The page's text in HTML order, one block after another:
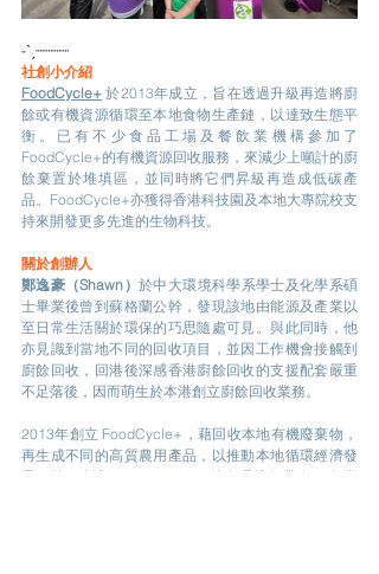
-ˋˏ┈┈┈┈
社創小介紹
FoodCycle+ 於2013年成立，旨在透過升級再造將廚
餘或有機資源循環至本地食物生產鏈，以達致生態平
衡。已有不少食品工場及餐飲業機構參加了
FoodCycle+的有機資源回收服務，來減少上噸計的廚
餘棄置於堆填區，並同時將它們昇級再造成低碳產
品。FoodCycle+亦獲得香港科技園及本地大專院校支
持來開發更多先進的生物科技。
關於創辦人
鄭逸豪（Shawn）於中大環境科學系學士及化學系碩
士畢業後曾到蘇格蘭公幹，發現該地由能源及產業以
至日常生活關於環保的巧思隨處可見。與此同時，他
亦見識到當地不同的回收項目，並因工作機會接觸到
廚餘回收，回港後深感香港廚餘回收的支援配套嚴重
不足落後，因而萌生於本港創立廚餘回收業務。
2013年創立 FoodCycle+，藉回收本地有機廢棄物，
再生成不同的高質農用產品，以推動本地循環經濟發
展。除了創立 FoodCycle+，他在環境行業有15年豐